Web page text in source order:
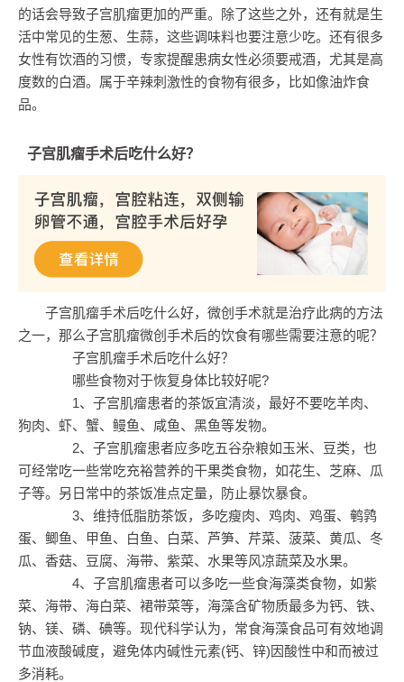
的话会导致子宫肌瘤更加的严重。除了这些之外，还有就是生
活中常见的生葱、生蒜，这些调味料也要注意少吃。还有很多
女性有饮酒的习惯，专家提醒患病女性必须要戒酒，尤其是高
度数的白酒。属于辛辣刺激性的食物有很多，比如像油炸食
品。
子宫肌瘤手术后吃什么好？
子宫肌瘤手术后吃什么好，微创手术就是治疗此病的方法
之一，那么子宫肌瘤微创手术后的饮食有哪些需要注意的呢？
子宫肌瘤手术后吃什么好？
哪些食物对于恢复身体比较好呢?
1、子宫肌瘤患者的茶饭宜清淡，最好不要吃羊肉、
狗肉、虾、蟹、鳗鱼、咸鱼、黑鱼等发物。
2、子宫肌瘤患者应多吃五谷杂粮如玉米、豆类，也
可经常吃一些常吃充裕营养的干果类食物，如花生、芝麻、瓜
子等。另日常中的茶饭准点定量，防止暴饮暴食。
3、维持低脂肪茶饭，多吃瘦肉、鸡肉、鸡蛋、鹌鹑
蛋、鲫鱼、甲鱼、白鱼、白菜、芦笋、芹菜、菠菜、黄瓜、冬
瓜、香菇、豆腐、海带、紫菜、水果等风凉蔬菜及水果。
4、子宫肌瘤患者可以多吃一些食海藻类食物，如紫
菜、海带、海白菜、裙带菜等，海藻含矿物质最多为钙、铁、
钠、镁、磷、碘等。现代科学认为，常食海藻食品可有效地调
节血液酸碱度，避免体内碱性元素(钙、锌)因酸性中和而被过
多消耗。